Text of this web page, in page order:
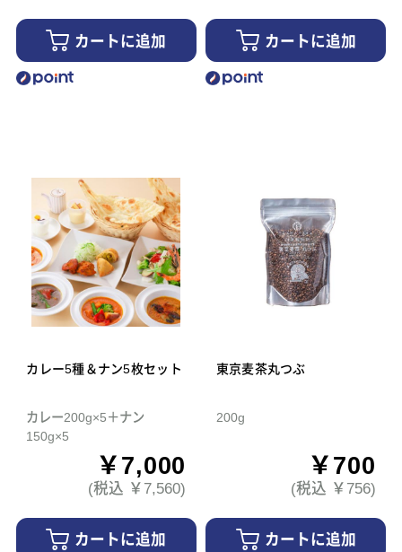
カートに追加 カートに追加
カレー5種＆ナン5枚セット
カレー200g×5＋ナン
150g×5
￥7,000
(税込 ￥7,560)
カートに追加
東京麦茶丸つぶ
200g
￥700
(税込 ￥756)
カートに追加